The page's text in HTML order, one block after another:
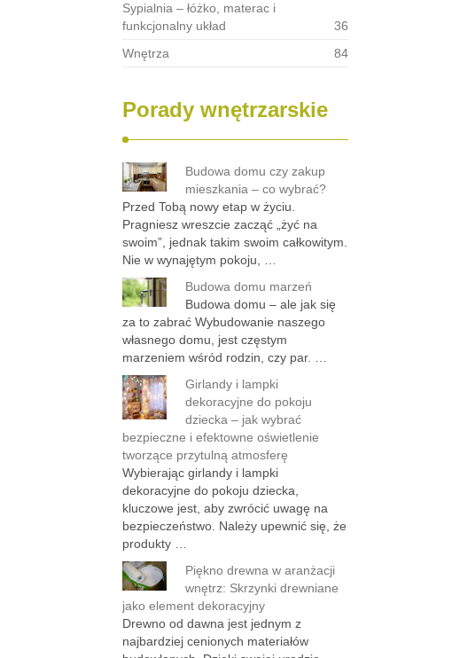
Sypialnia – łóżko, materac i
funkcjonalny układ
36
Wnętrza
84
Porady wnętrzarskie
Budowa domu czy zakup
mieszkania – co wybrać?
Przed Tobą nowy etap w życiu.
Pragniesz wreszcie zacząć „żyć na
swoim”, jednak takim swoim całkowitym.
Nie w wynajętym pokoju, …
Budowa domu marzeń
Budowa domu – ale jak się
za to zabrać Wybudowanie naszego
własnego domu, jest częstym
marzeniem wśród rodzin, czy par. …
Girlandy i lampki
dekoracyjne do pokoju
dziecka – jak wybrać
bezpieczne i efektowne oświetlenie
tworzące przytulną atmosferę
Wybierając girlandy i lampki
dekoracyjne do pokoju dziecka,
kluczowe jest, aby zwrócić uwagę na
bezpieczeństwo. Należy upewnić się, że
produkty …
Piękno drewna w aranżacji
wnętrz: Skrzynki drewniane
jako element dekoracyjny
Drewno od dawna jest jednym z
najbardziej cenionych materiałów